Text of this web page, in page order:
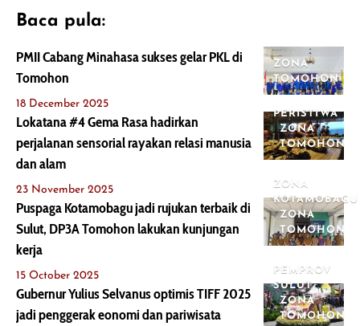
Baca pula:
ZONA
TOMOHON
PMII Cabang Minahasa sukses gelar PKL di
Tomohon
18 December 2025
PERISTIWA
ZONA
TOMOHON
Lokatana #4 Gema Rasa hadirkan
perjalanan sensorial rayakan relasi manusia
dan alam
23 November 2025
ZONA
KOTAMOBAGU
ZONA
TOMOHON
Puspaga Kotamobagu jadi rujukan terbaik di
Sulut, DP3A Tomohon lakukan kunjungan
kerja
15 October 2025
PEMPROV
SULUT
ZONA
TOMOHON
Gubernur Yulius Selvanus optimis TIFF 2025
jadi penggerak eonomi dan pariwisata